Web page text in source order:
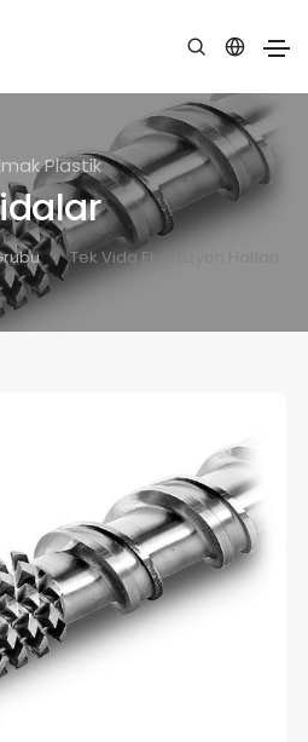
Plastik
Tek Vida Ekstruzyon Hatları